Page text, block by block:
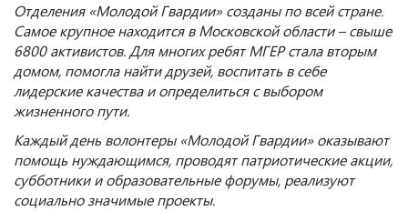
Отделения «Молодой Гвардии» созданы по всей стране.
Самое крупное находится в Московской области – свыше
6800 активистов. Для многих ребят МГЕР стала вторым
домом, помогла найти друзей, воспитать в себе
лидерские качества и определиться с выбором
жизненного пути.
Каждый день волонтеры «Молодой Гвардии» оказывают
помощь нуждающимся, проводят патриотические акции,
субботники и образовательные форумы, реализуют
социально значимые проекты.